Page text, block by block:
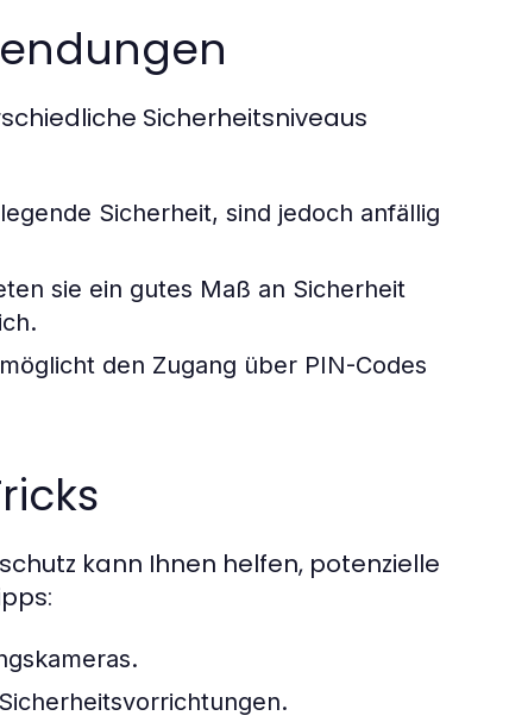
Sicherheitsniveaus
Sicherheit, sind jedoch anfällig
sie ein gutes Maß an Sicherheit
den Zugang über PIN-Codes
kann Ihnen helfen, potenzielle